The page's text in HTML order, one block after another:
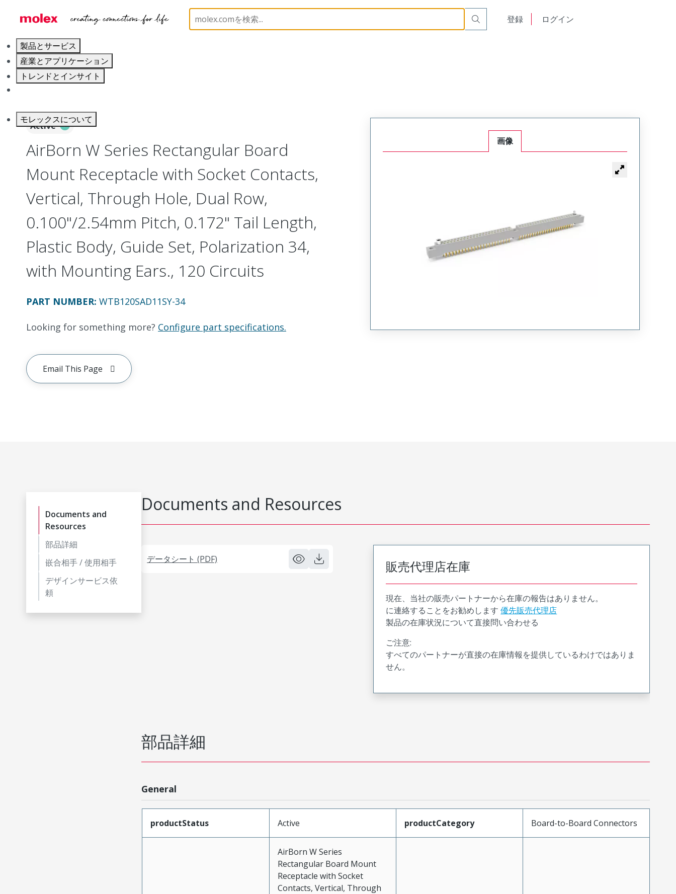
登録 ログイン
製品とサービス
産業とアプリケーション
トレンドとインサイト
モレックスについて
Board-to-Board Connectors Rectangular, Plastic, 2 Row, Vertical/Right Angle Board or Cable Mount Receptacle
Active
AirBorn W Series Rectangular Board
Mount Receptacle with Socket Contacts,
Vertical, Through Hole, Dual Row,
0.100"/2.54mm Pitch, 0.172" Tail Length,
Plastic Body, Guide Set, Polarization 34,
with Mounting Ears., 120 Circuits
PART NUMBER: WTB120SAD11SY-34
Looking for something more? Configure part specifications.
Email This Page
画像
Documents and
Resources
部品詳細
嵌合相手 / 使用相手
デザインサービス依
頼
Documents and Resources
データシート (PDF) 販売代理店在庫
現在、当社の販売パートナーから在庫の報告はありません。
に連絡することをお勧めします 優先販売代理店
製品の在庫状況について直接問い合わせる
ご注意:
すべてのパートナーが直接の在庫情報を提供しているわけではありま
せん。
部品詳細
General
productStatus Active productCategory Board-to-Board Connectors
AirBorn W Series
Rectangular Board Mount
Receptacle with Socket
Contacts, Vertical, Through